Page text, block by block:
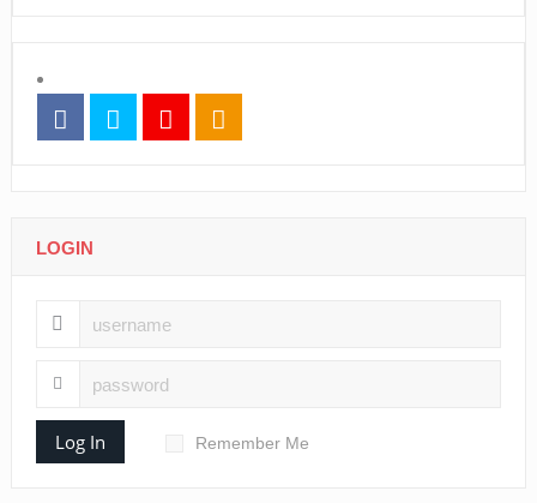
LOGIN
Log In Remember Me